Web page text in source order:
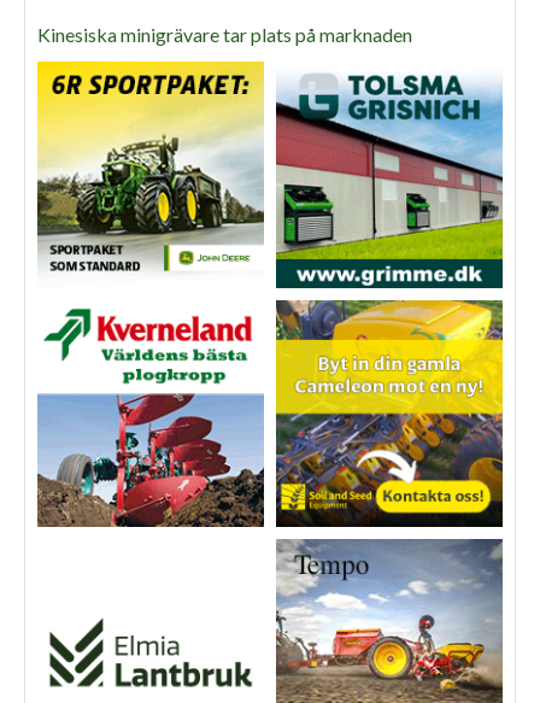
Kinesiska minigrävare tar plats på marknaden